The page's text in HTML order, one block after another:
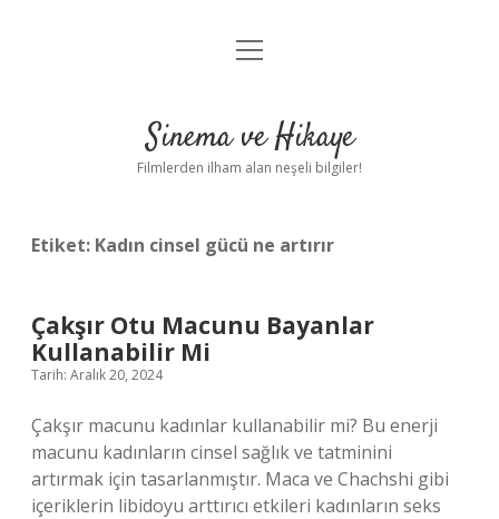
Gizlilik Politikası
Yasal Uyarı
menüyü
Sinema ve Hikaye
Filmlerden ilham alan neşeli bilgiler!
Etiket: Kadın cinsel gücü ne artırır
Çakşır Otu Macunu Bayanlar
Kullanabilir Mi
Tarih: Aralık 20, 2024
Çakşır macunu kadınlar kullanabilir mi? Bu enerji
macunu kadınların cinsel sağlık ve tatminini
artırmak için tasarlanmıştır. Maca ve Chachshi gibi
içeriklerin libidoyu arttırıcı etkileri kadınların seks